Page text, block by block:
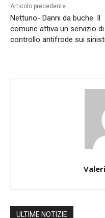
Articolo precedente
Nettuno- Danni da buche. Il
comune attiva un servizio di
controllo antifrode sui
ULTIME NOTIZIE